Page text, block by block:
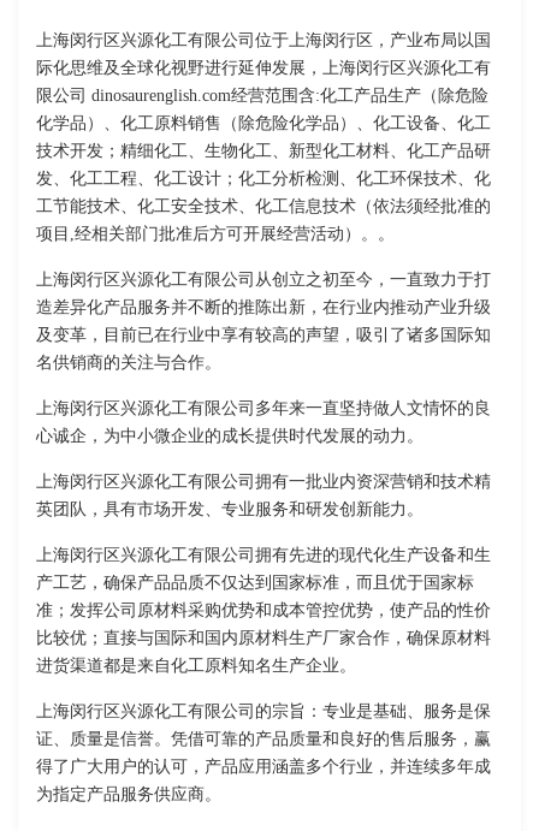
上海闵行区兴源化工有限公司位于上海闵行区，产业布局以国
际化思维及全球化视野进行延伸发展，上海闵行区兴源化工有
限公司 dinosaurenglish.com经营范围含:化工产品生产（除危险
化学品）、化工原料销售（除危险化学品）、化工设备、化工
技术开发；精细化工、生物化工、新型化工材料、化工产品研
发、化工工程、化工设计；化工分析检测、化工环保技术、化
工节能技术、化工安全技术、化工信息技术（依法须经批准的
项目,经相关部门批准后方可开展经营活动）。。
上海闵行区兴源化工有限公司从创立之初至今，一直致力于打
造差异化产品服务并不断的推陈出新，在行业内推动产业升级
及变革，目前已在行业中享有较高的声望，吸引了诸多国际知
名供销商的关注与合作。
上海闵行区兴源化工有限公司多年来一直坚持做人文情怀的良
心诚企，为中小微企业的成长提供时代发展的动力。
上海闵行区兴源化工有限公司拥有一批业内资深营销和技术精
英团队，具有市场开发、专业服务和研发创新能力。
上海闵行区兴源化工有限公司拥有先进的现代化生产设备和生
产工艺，确保产品品质不仅达到国家标准，而且优于国家标
准；发挥公司原材料采购优势和成本管控优势，使产品的性价
比较优；直接与国际和国内原材料生产厂家合作，确保原材料
进货渠道都是来自化工原料知名生产企业。
上海闵行区兴源化工有限公司的宗旨：专业是基础、服务是保
证、质量是信誉。凭借可靠的产品质量和良好的售后服务，赢
得了广大用户的认可，产品应用涵盖多个行业，并连续多年成
为指定产品服务供应商。